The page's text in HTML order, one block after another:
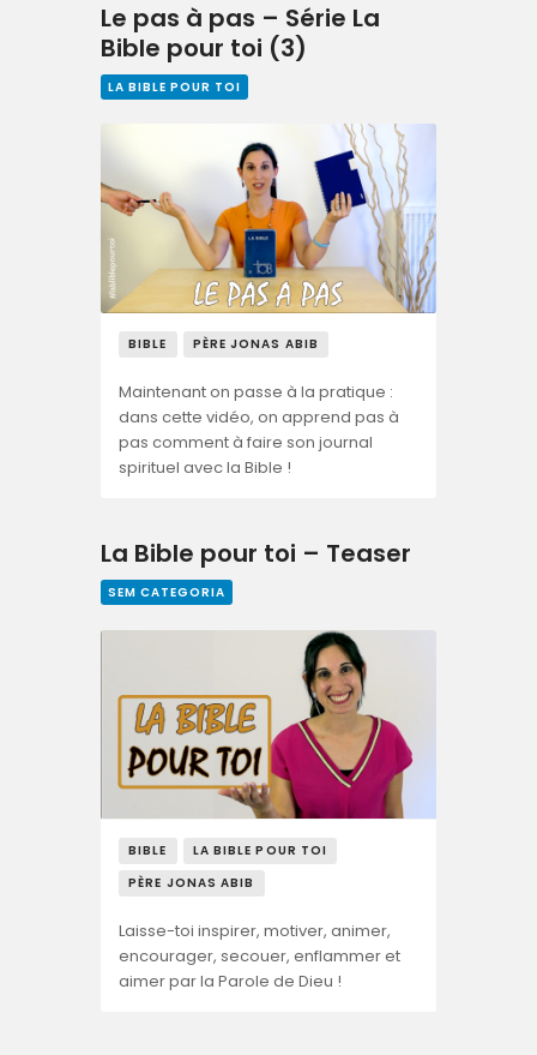
Le pas à pas – Série La
Bible pour toi (3)
LA BIBLE POUR TOI
BIBLE PÈRE JONAS ABIB
Maintenant on passe à la pratique :
dans cette vidéo, on apprend pas à
pas comment à faire son journal
spirituel avec la Bible !
La Bible pour toi – Teaser
SEM CATEGORIA
BIBLE
LA BIBLE POUR TOI
PÈRE JONAS ABIB
Laisse-toi inspirer, motiver, animer,
encourager, secouer, enflammer et
aimer par la Parole de Dieu !